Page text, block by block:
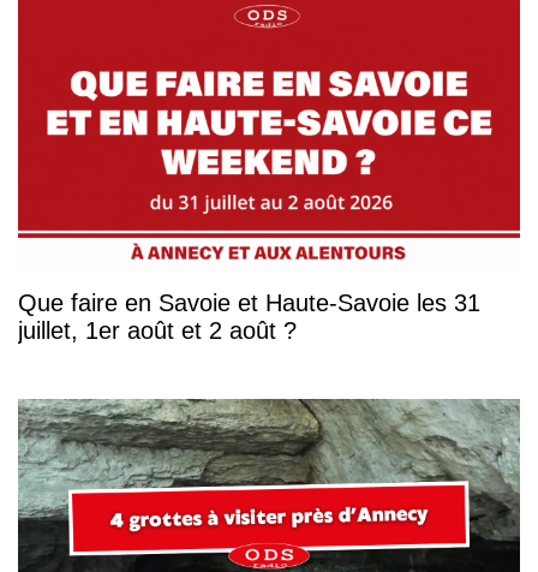
Que faire en Savoie et Haute-Savoie les 31
juillet, 1er août et 2 août ?